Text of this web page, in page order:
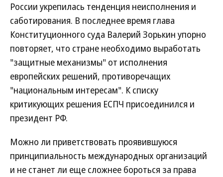
России укрепилась тенденция неисполнения и
саботирования. В последнее время глава
Конституционного суда Валерий Зорькин упорно
повторяет, что стране необходимо выработать
"защитные механизмы" от исполнения
европейских решений, противоречащих
"национальным интересам". К списку
критикующих решения ЕСПЧ присоединился и
президент РФ.
Можно ли приветствовать проявившуюся
принципиальность международных организаций
и не станет ли еще сложнее бороться за права